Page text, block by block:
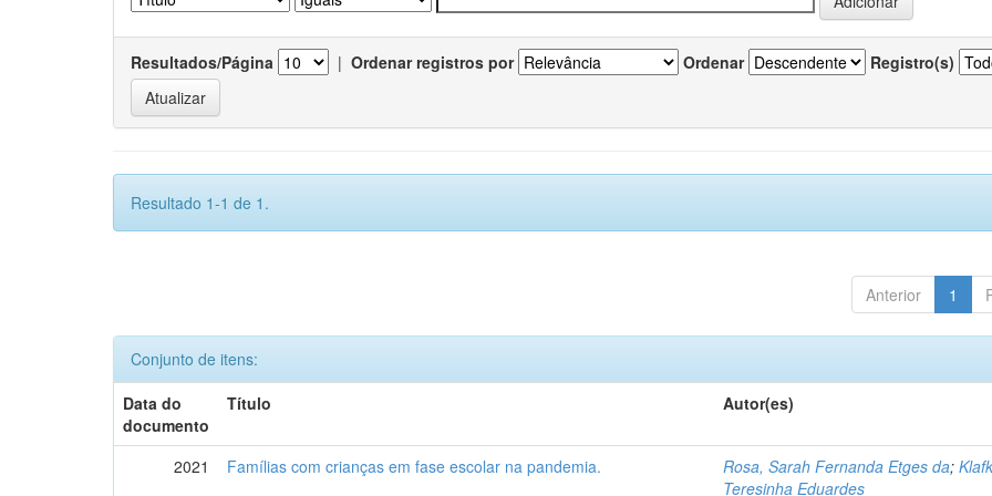
Resultados/Página | Ordenar registros por Ordenar Registro(s)
Resultado 1-1 de 1.
Anterior 1
Conjunto de itens:
Data do
documento
Título Autor(es)
2021 Famílias com crianças em fase escolar na pandemia. Rosa, Sarah Fernanda Etges da;
Teresinha Eduardes